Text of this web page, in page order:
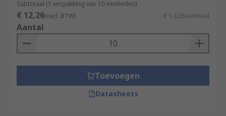
Subtotaal (1 verpakking van 10 eenheden)
€ 12,26(excl. BTW) € 1,226/eenheid
Aantal
Toevoegen
Datasheets